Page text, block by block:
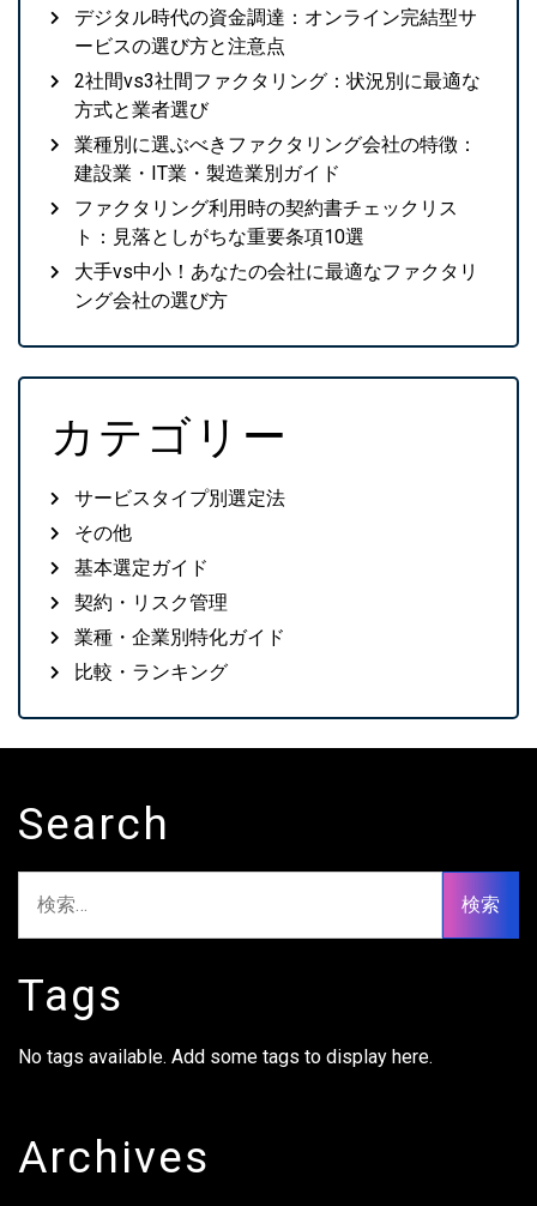
デジタル時代の資金調達：オンライン完結型サ
ービスの選び方と注意点
2社間vs3社間ファクタリング：状況別に最適な
方式と業者選び
業種別に選ぶべきファクタリング会社の特徴：
建設業・IT業・製造業別ガイド
ファクタリング利用時の契約書チェックリス
ト：見落としがちな重要条項10選
大手vs中小！あなたの会社に最適なファクタリ
ング会社の選び方
カテゴリー
サービスタイプ別選定法
その他
基本選定ガイド
契約・リスク管理
業種・企業別特化ガイド
比較・ランキング
Search
索:
Tags
No tags available. Add some tags to display here.
Archives